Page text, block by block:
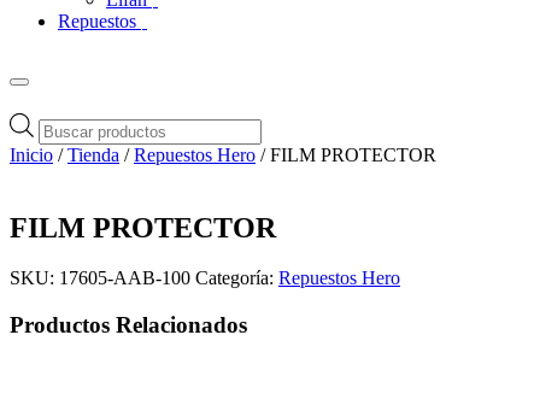
Repuestos
Búsqueda
de
productos
Inicio /Tienda /Repuestos Hero / FILM PROTECTOR
FILM PROTECTOR
SKU: 17605-AAB-100 Categoría: Repuestos Hero
Productos Relacionados